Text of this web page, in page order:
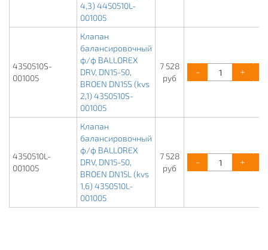
4,3) 4450510L-
001005
4350510S-
001005
Клапан
балансировочный
ф/ф BALLOREX
DRV, DN15-50,
BROEN DN15S (kvs
2,1) 4350510S-
001005
7 528
руб
- +
4350510L-
001005
Клапан
балансировочный
ф/ф BALLOREX
DRV, DN15-50,
BROEN DN15L (kvs
1,6) 4350510L-
001005
7 528
руб
- +